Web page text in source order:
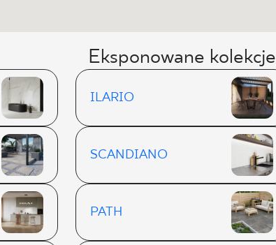
Eksponowane kolekcje
ILARIO
SCANDIANO
PATH